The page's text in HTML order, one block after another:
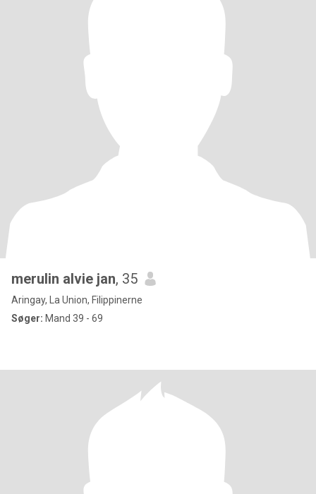
merulin alvie jan, 35
Aringay, La Union, Filippinerne
Søger: Mand 39 - 69